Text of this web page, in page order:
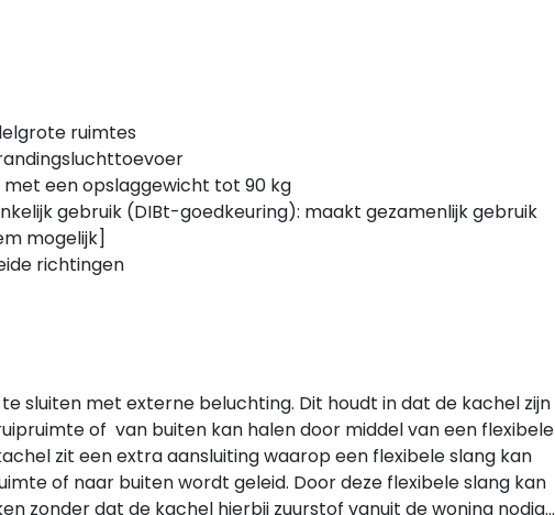
ruimtes
een opslaggewicht tot 90 kg
gebruik (DIBt-goedkeuring): maakt gezamenlijk gebruik
mogelijk]
richtingen
sluiten met externe beluchting. Dit houdt in dat de kachel zijn
of van buiten kan halen door middel van een flexibele
zit een extra aansluiting waarop een flexibele slang kan
of naar buiten wordt geleid. Door deze flexibele slang kan
zonder dat de kachel hierbij zuurstof vanuit de woning nodig